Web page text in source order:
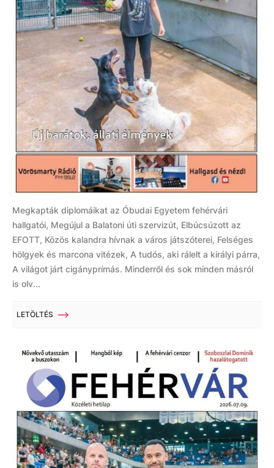
Megkapták diplomáikat az Óbudai Egyetem fehérvári
hallgatói, Megújul a Balatoni úti szervizút, Elbúcsúzott az
EFOTT, Közös kalandra hívnak a város játszóterei, Felséges
hölgyek és marcona vitézek, A tudós, aki rálelt a királyi párra,
A világot járt cigányprímás. Minderről és sok minden másról
is olv...
LETÖLTÉS